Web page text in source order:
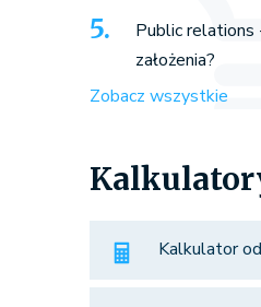
Public relations
założenia?
Zobacz wszystkie
Kalkulator